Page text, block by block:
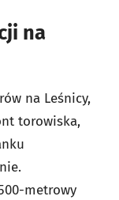
na
na Leśnicy,
torowiska,
metrowy